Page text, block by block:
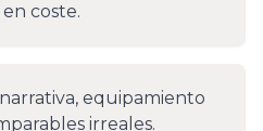
coste.
equipamiento
irreales.